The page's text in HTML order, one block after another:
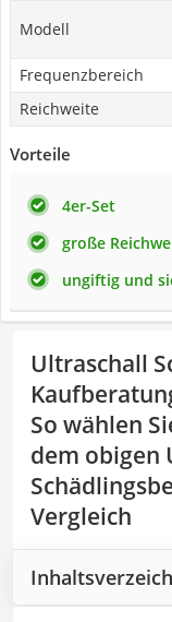
Modell
Frequenzbereich
Reichweite
Vorteile
4er-Set
große
ungiftig und
Ultraschall
So wählen
dem obigen
Vergleich